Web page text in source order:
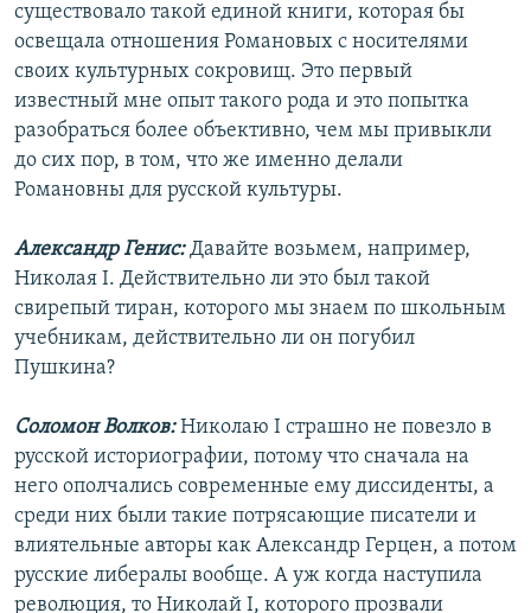
существовало такой единой книги, которая бы
освещала отношения Романовых с носителями
своих культурных сокровищ. Это первый
известный мне опыт такого рода и это попытка
разобраться более объективно, чем мы привыкли
до сих пор, в том, что же именно делали
Романовны для русской культуры.
Александр Генис:Давайте возьмем, например,
Николая I. Действительно ли это был такой
свирепый тиран, которого мы знаем по школьным
учебникам, действительно ли он погубил
Пушкина?
Соломон Волков:Николаю I страшно не повезло в
русской историографии, потому что сначала на
него ополчались современные ему диссиденты, а
среди них были такие потрясающие писатели и
влиятельные авторы как Александр Герцен, а потом
русские либералы вообще. А уж когда наступила
революция, то Николай I, которого прозвали